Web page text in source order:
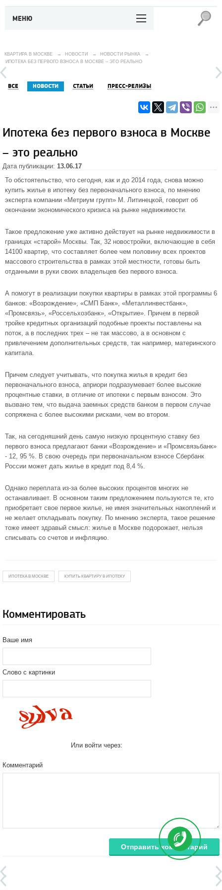
МЕНЮ
КВАРТИРА В МОСКВЕ → НОВОСТИ → НОВОСТИ РЫНКА
→
ИПОТЕКА БЕЗ ПЕРВОГО ВЗНОСА В МОСКВЕ – ЭТО РЕАЛЬНО
ВСЕ НОВОСТИ СТАТЬИ ПРЕСС-РЕЛИЗЫ
Ипотека без первого взноса в Москве
– это реально
Дата публикации: 13.06.17
То обстоятельство, что сегодня, как и до 2014 года, снова можно
купить жилье в ипотеку без первоначального взноса, по мнению
эксперта компании «Метриум групп» М. Литинецкой, говорит об
окончании экономического кризиса на рынке недвижимости.
Такое предложение уже активно действует на рынке недвижимости в
границах «старой» Москвы. Так, 32 новостройки, включающие в себя
14100 квартир, что составляет более чем половину всех проектов
массового строительства в рамках этой местности, готовы быть
отданными в руки своих владельцев без первого взноса.
А помогут в реализации покупки квартиры в рамках этой программы 6
банков: «Возрождение», «СМП Банк», «Металлинвестбанк»,
«Промсвязь», «Россельхозбанк», «Открытие». Причем в первой
тройке кредитных организаций подобные проекты поставлены на
поток, а в последних трех – не так массово, а в основном с
привлечением дополнительных средств, так например, материнского
капитала.
Причем следует учитывать, что покупка жилья в кредит без
первоначального взноса, априори подразумевает более высокие
процентные ставки, в отличие от ипотеки с первым взносом. Это
вызвано тем, что выдача заемных средств банком в первом случае
сопряжена с более высокими рисками, чем во втором.
Так, на сегодняшний день самую низкую процентную ставку без
первого взноса предлагают банки «Возрождение» и «Промсвязьбанк»
- 12, 95 %. В свою очередь при первоначальном взносе Сбербанк
России может дать жилье в кредит под 8,4 %.
Однако переплата из-за более высоких процентов многих не
останавливает. В основном таким предложением пользуются те, кто
приобретает свое первое жилье, не имея значительных накоплений и
не желает откладывать покупку. По мнению эксперта, такое решение
тоже имеет здравый смысл: жилье в Москве подорожает, нельзя
списывать со счетов и инфляцию.
ИПОТЕКА В МОСКВЕ КУПИТЬ КВАРТИРУ В ИПОТЕКУ
Комментировать
Ваше имя
Слово с картинки
Или войти через:
Комментарий
Отправить комментарий